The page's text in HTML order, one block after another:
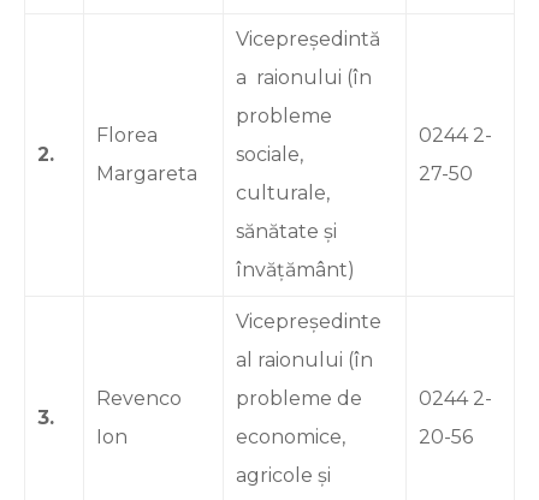
2.
Florea
Margareta
Vicepreședintă
a raionului (în
probleme
sociale,
culturale,
sănătate și
învățământ)
0244 2-
27-50
3.
Revenco
Ion
Vicepreședinte
al raionului (în
probleme de
economice,
agricole şi
0244 2-
20-56